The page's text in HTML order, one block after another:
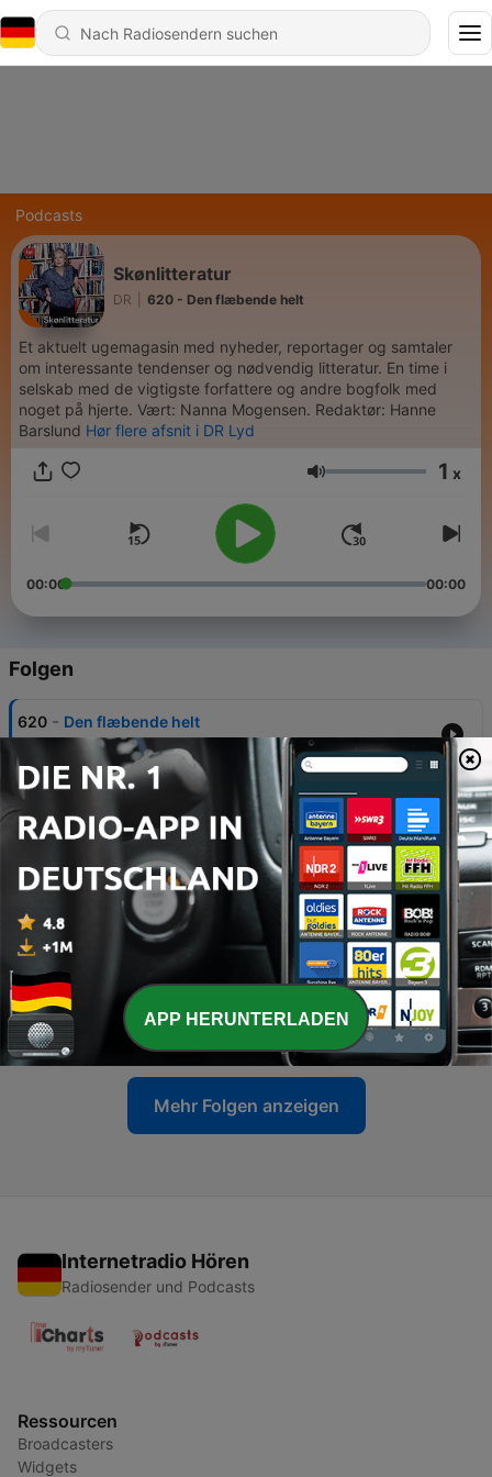
Podcasts
Skønlitteratur
DR 620 - Den flæbende helt
Et aktuelt ugemagasin med nyheder, reportager og samtaler
om interessante tendenser og nødvendig litteratur. En time i
selskab med de vigtigste forfattere og andre bogfolk med
noget på hjerte. Vært: Nanna Mogensen. Redaktør: Hanne
Barslund Hør flere afsnit i DR Lyd
Lautstärke 1 x
00:00 00:00
Folgen
620 - Den flæbende helt
05 Aug. 2026
619 - Mellem Taylor Swift og stjernehud
24 Jun. 2026
- Han er Algeriets store forfatter - og hovedpine...
17 Jun. 2026
617 - Romanpris - special 3:3
10 Jun. 2026
616 - Romanpris - special 2:3
03 Jun. 2026
Mehr Folgen anzeigen
Internetradio Hören
Radiosender und Podcasts
Ressourcen
Broadcasters
Widgets
APP HERUNTERLADEN